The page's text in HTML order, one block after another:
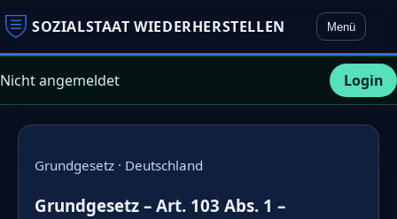
SOZIALSTAAT WIEDERHERSTELLEN Menü
Nicht angemeldet Login
Grundgesetz · Deutschland
Grundgesetz – Art. 103 Abs. 1 –